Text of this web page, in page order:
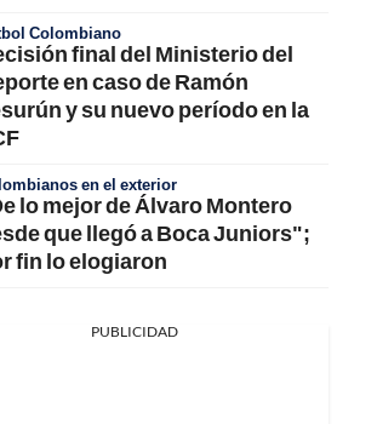
Colombiano
final del Ministerio del
en caso de Ramón
y su nuevo período en la
en el exterior
lo mejor de Álvaro Montero
que llegó a Boca Juniors";
fin lo elogiaron
PUBLICIDAD